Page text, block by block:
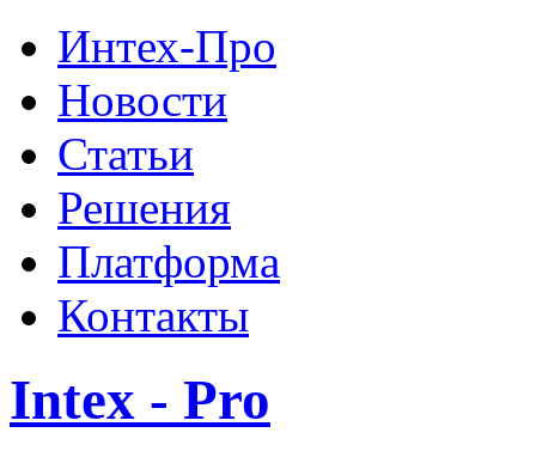
Интех-Про
Новости
Статьи
Решения
Платформа
Контакты
Intex - Pro